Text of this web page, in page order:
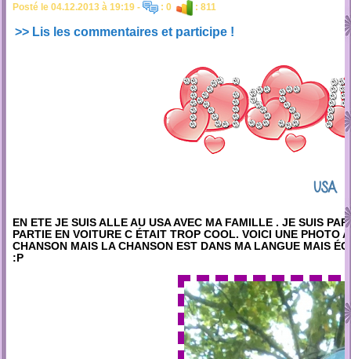
Posté le 04.12.2013 à 19:19 - : 0 : 811
>> Lis les commentaires et participe !
USA
EN ETE JE SUIS ALLE AU USA AVEC MA FAMILLE . JE SUIS
PARTIE EN VOITURE C ÉTAIT TROP COOL. VOICI UNE PHOTO
CHANSON MAIS LA CHANSON EST DANS MA LANGUE MAIS
:P